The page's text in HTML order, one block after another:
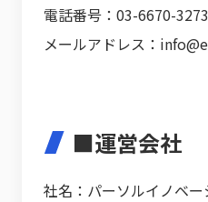
電話番号：03-6670-3273
メールアドレス：
■運営会社
社名：パーソルイノベ